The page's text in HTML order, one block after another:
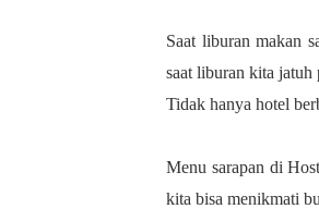
Saat liburan makan
saat liburan kita jatuh
Tidak hanya hotel
Menu sarapan di
kita bisa menikmati